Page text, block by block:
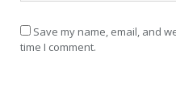
Save my name, email, and
time I comment.